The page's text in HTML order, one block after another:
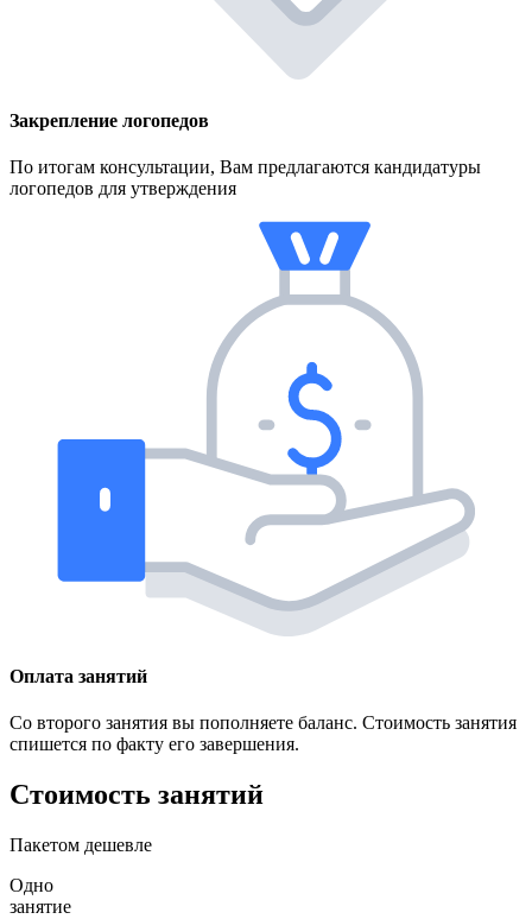
Закрепление логопедов
По итогам консультации, Вам предлагаются кандидатуры
логопедов для утверждения
Оплата занятий
Со второго занятия вы пополняете баланс. Стоимость занятия
спишется по факту его завершения.
Стоимость занятий
Пакетом дешевле
Одно
занятие